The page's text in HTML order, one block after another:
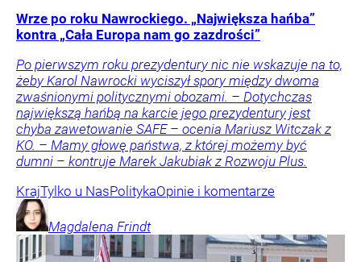
Wrze po roku Nawrockiego. „Największa hańba”
kontra „Cała Europa nam go zazdrości”
Po pierwszym roku prezydentury nic nie wskazuje na to,
żeby Karol Nawrocki wyciszył spory między dwoma
zwaśnionymi politycznymi obozami. – Dotychczas
największą hańbą na karcie jego prezydentury jest
chyba zawetowanie SAFE – ocenia Mariusz Witczak z
KO. – Mamy głowę państwa, z której możemy być
dumni – kontruje Marek Jakubiak z Rozwoju Plus.
KrajTylko u NasPolitykaOpinie i komentarze
Magdalena Frindt